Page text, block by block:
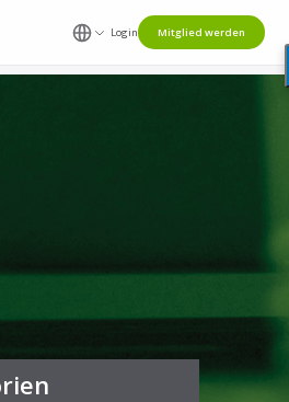
Login Mitglied werden